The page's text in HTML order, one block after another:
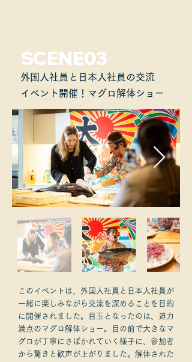
​外国人社員と日本人社員の交流
イベント開催！マグロ解体ショー
このイベントは、外国人社員と日本人社員が
一緒に楽しみながら交流を深めることを目的
に開催されました。目玉となったのは、迫力
満点のマグロ解体ショー。目の前で大きなマ
グロが丁寧にさばかれていく様子に、参加者
から驚きと歓声が上がりました。解体された
SCENE03